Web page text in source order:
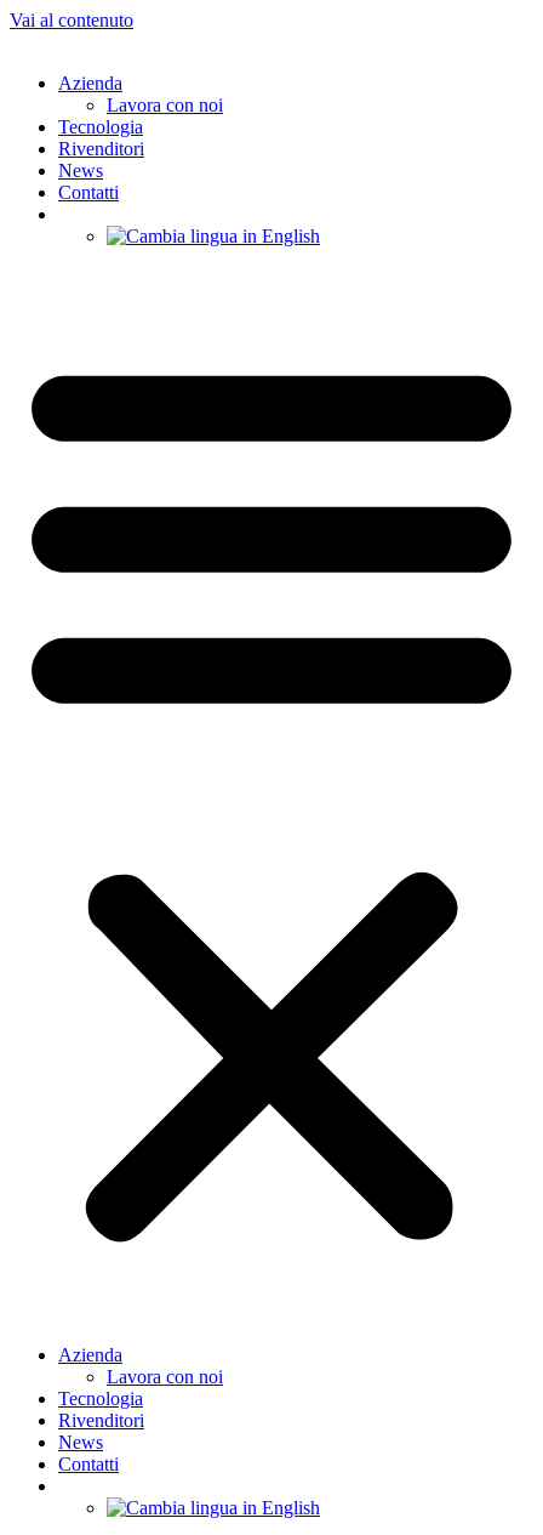
Vai al contenuto
Azienda
Lavora con noi
Tecnologia
Rivenditori
News
Contatti
Azienda
Lavora con noi
Tecnologia
Rivenditori
News
Contatti